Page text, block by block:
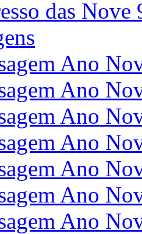
das Nove
Ano
Ano
Ano
Ano
Ano
Ano
Ano